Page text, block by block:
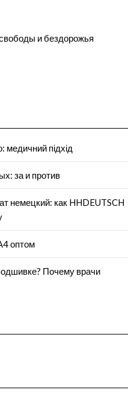
и бездорожья
медичний підхід
за и против
немецкий: как HHDEUTSCH
оптом
Почему врачи